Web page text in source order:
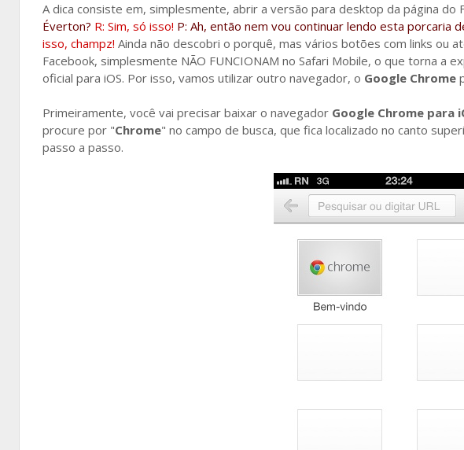
A dica consiste em, simplesmente, abrir a versão para desktop da página do
Éverton? R: Sim, só isso! P: Ah, então nem vou continuar lendo esta porcaria
isso, champz! Ainda não descobri o porquê, mas vários botões com links ou
Facebook, simplesmente NÃO FUNCIONAM no Safari Mobile, o que torna a
oficial para iOS. Por isso, vamos utilizar outro navegador, o Google Chrome
Primeiramente, você vai precisar baixar o navegador Google Chrome para
procure por "Chrome" no campo de busca, que fica localizado no canto
passo a passo.